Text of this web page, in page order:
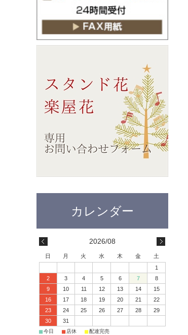
2026/08
日 月 火 水 木 金
土
1
2
3 4 5 6 7
8
9
10 11 12 13 14
15
16
17 18 19 20 21
22
23
24 25 26 27 28
29
30
31
■今日 ■ 店休 ■配達完売